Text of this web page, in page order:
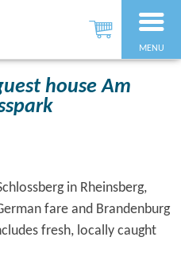
MENU
house Am
in Rheinsberg,
fare and Brandenburg
fresh, locally caught